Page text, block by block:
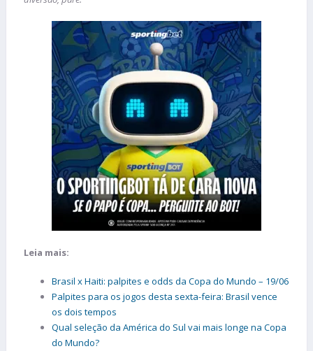
Leia mais:
Brasil x Haiti: palpites e odds da Copa do Mundo – 19/06
Palpites para os jogos desta sexta-feira: Brasil vence
os dois tempos
Qual seleção da América do Sul vai mais longe na Copa
do Mundo?